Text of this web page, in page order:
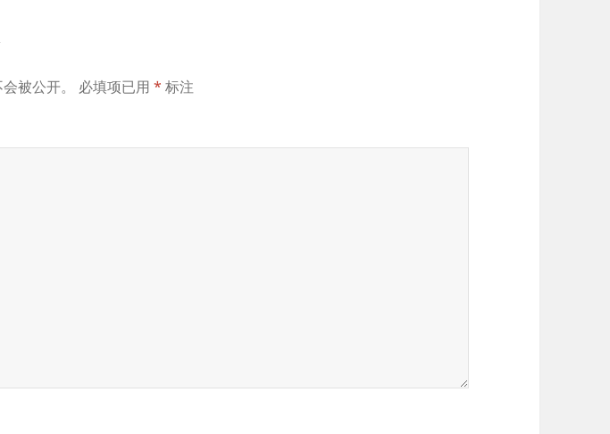
被公开。 必填项已用* 标注